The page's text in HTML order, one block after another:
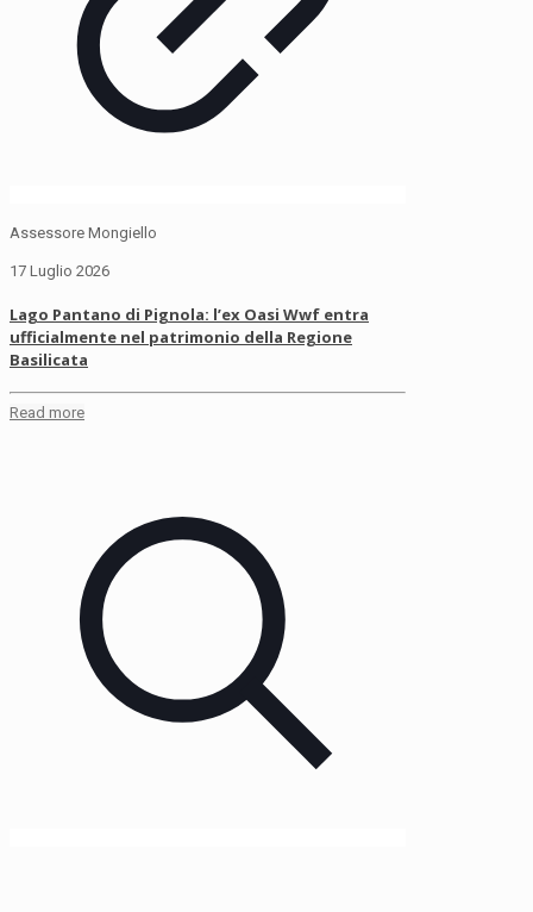
Assessore Mongiello
17 Luglio 2026
Lago Pantano di Pignola: l’ex Oasi Wwf entra
ufficialmente nel patrimonio della Regione
Basilicata
Read more